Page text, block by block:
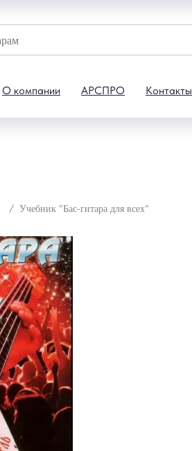
О компании АРСПРО Контакты
Учебник "Бас-гитара для всех"